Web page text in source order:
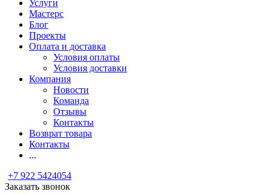
Услуги
Мастерс
Блог
Проекты
Оплата и доставка
Условия оплаты
Условия доставки
Компания
Новости
Команда
Отзывы
Контакты
Возврат товара
Контакты
...
+7 922 5424054
Заказать звонок